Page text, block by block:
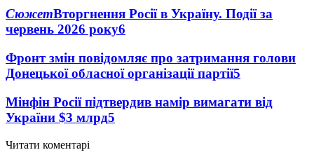
СюжетВторгнення Росії в Україну. Події за
червень 2026 року6
Фронт змін повідомляє про затримання голови
Донецької обласної організації партії5
Мінфін Росії підтвердив намір вимагати від
України $3 млрд5
Читати коментарі